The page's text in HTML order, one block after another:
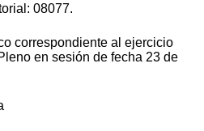
08077.
correspondiente al ejercicio
en sesión de fecha 23 de